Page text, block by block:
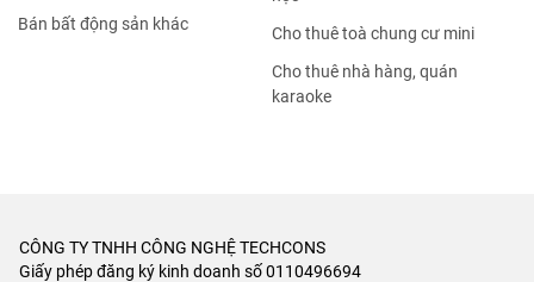
Bán bất động sản khác
Cho thuê toà chung cư mini
Cho thuê nhà hàng, quán
karaoke
CÔNG TY TNHH CÔNG NGHỆ TECHCONS
Giấy phép đăng ký kinh doanh số 0110496694